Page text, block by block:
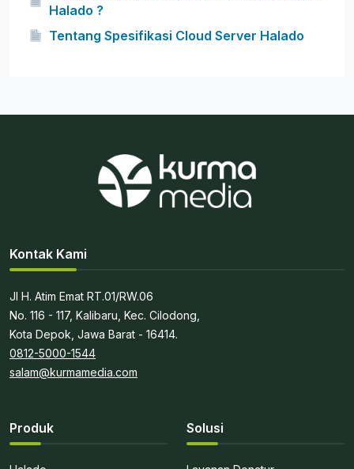
Halado ?
Tentang Spesifikasi Cloud Server Halado
Kontak Kami
Jl H. Atim Emat RT.01/RW.06
No. 116 - 117, Kalibaru, Kec. Cilodong,
Kota Depok, Jawa Barat - 16414.
0812-5000-1544
salam@kurmamedia.com
Produk Solusi